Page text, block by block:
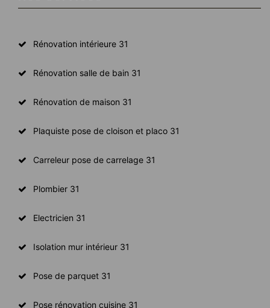
Rénovation intérieure 31
Rénovation salle de bain 31
Rénovation de maison 31
Plaquiste pose de cloison et placo 31
Carreleur pose de carrelage 31
Plombier 31
Electricien 31
Isolation mur intérieur 31
Pose de parquet 31
Pose rénovation cuisine 31